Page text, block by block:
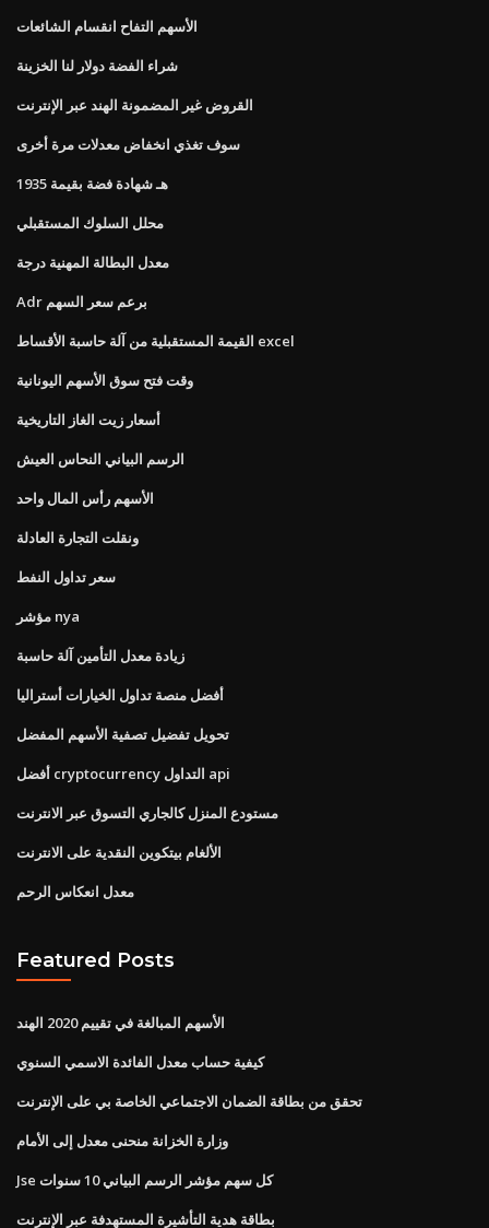
الأسهم التفاح انقسام الشائعات
شراء الفضة دولار لنا الخزينة
القروض غير المضمونة الهند عبر الإنترنت
سوف تغذي انخفاض معدلات مرة أخرى
1935 هـ شهادة فضة بقيمة
محلل السلوك المستقبلي
معدل البطالة المهنية درجة
Adr برعم سعر السهم
القيمة المستقبلية من آلة حاسبة الأقساط excel
وقت فتح سوق الأسهم اليونانية
أسعار زيت الغاز التاريخية
الرسم البياني النحاس العيش
الأسهم رأس المال واحد
ونقلت التجارة العادلة
سعر تداول النفط
مؤشر nya
زيادة معدل التأمين آلة حاسبة
أفضل منصة تداول الخيارات أستراليا
تحويل تفضيل تصفية الأسهم المفضل
أفضل cryptocurrency التداول api
مستودع المنزل كالجاري التسوق عبر الانترنت
الألغام بيتكوين النقدية على الانترنت
معدل انعكاس الرحم
Featured Posts
الأسهم المبالغة في تقييم 2020 الهند
كيفية حساب معدل الفائدة الاسمي السنوي
تحقق من بطاقة الضمان الاجتماعي الخاصة بي على الإنترنت
وزارة الخزانة منحنى معدل إلى الأمام
Jse كل سهم مؤشر الرسم البياني 10 سنوات
بطاقة هدية التأشيرة المستهدفة عبر الإنترنت